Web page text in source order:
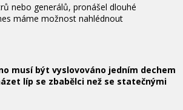
nebo generálů, pronášel dlouhé
máme možnost nahlédnout
musí být vyslovováno jedním dechem
líp se zbabělci než se statečnými